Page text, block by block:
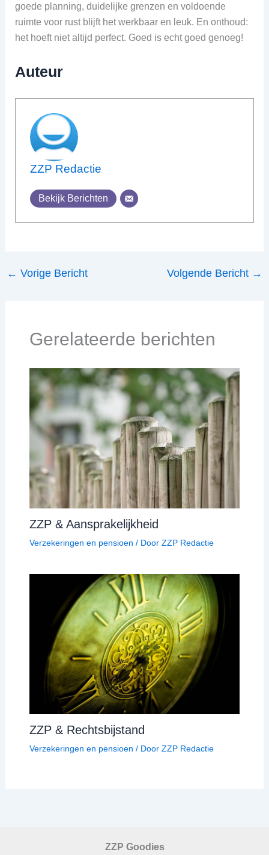
goede planning, duidelijke grenzen en voldoende
ruimte voor rust blijft het werkbaar en leuk. En onthoud:
het hoeft niet altijd perfect. Goed is echt goed genoeg!
Auteur
ZZP Redactie
Bekijk Berichten
← Vorige Bericht Volgende Bericht →
Gerelateerde berichten
ZZP & Aansprakelijkheid
Verzekeringen en pensioen / Door ZZP Redactie
ZZP & Rechtsbijstand
Verzekeringen en pensioen / Door ZZP Redactie
ZZP Goodies